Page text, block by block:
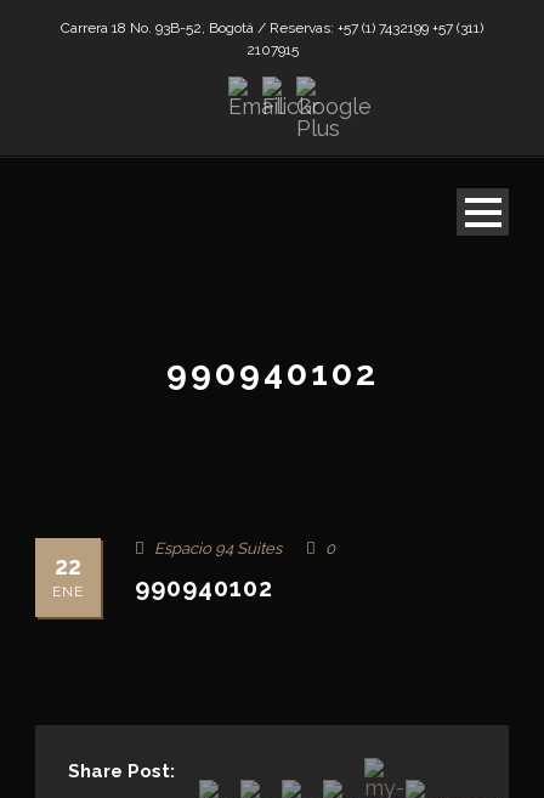
Carrera 18 No. 93B-52, Bogotá / Reservas: +57 (1) 7432199 +57 (311)
2107915
990940102
22
ENE
Espacio 94 Suites 0
990940102
Share Post: